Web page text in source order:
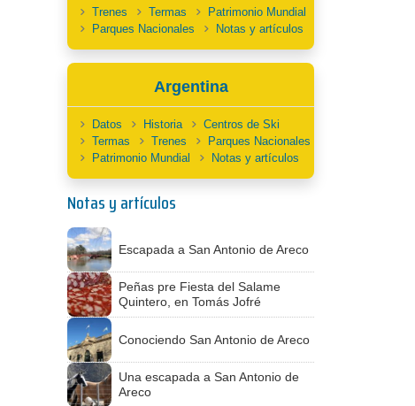
Trenes Termas
Patrimonio Mundial
Parques Nacionales
Notas y artículos
Argentina
Datos Historia
Centros de Ski
Termas
Trenes
Parques Nacionales
Patrimonio Mundial
Notas y artículos
Notas y artículos
Escapada a San Antonio de Areco
Peñas pre Fiesta del Salame
Quintero, en Tomás Jofré
Conociendo San Antonio de Areco
Una escapada a San Antonio de
Areco